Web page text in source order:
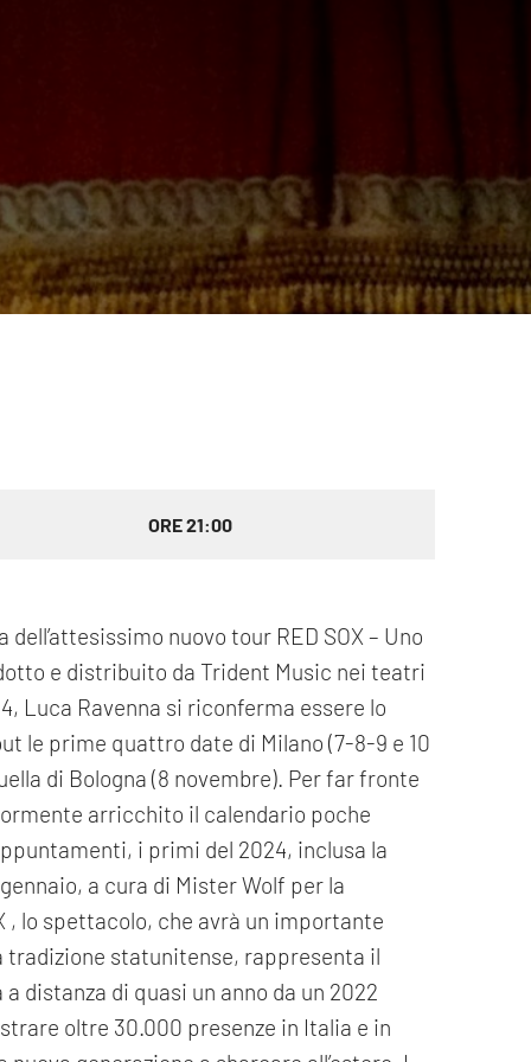
ORE 21:00
nuovo tour RED SOX – Uno
e distribuito da Trident Music nei teatri
Luca Ravenna si riconferma essere lo
le prime quattro date di Milano (7-8-9 e 10
di Bologna (8 novembre). Per far fronte
arricchito il calendario poche
i primi del 2024, inclusa la
a cura di Mister Wolf per la
, lo spettacolo, che avrà un importante
statunitense, rappresenta il
distanza di quasi un anno da un 2022
oltre 30.000 presenze in Italia e in